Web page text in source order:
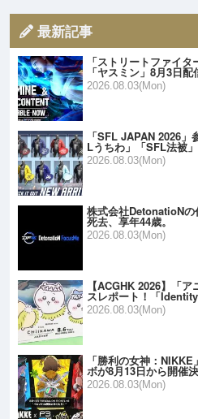
最新記事
「ストリートファイ
「ヤスミン」8月3日
2026.08.03(Mon)
「SFL JAPAN 2026
Lうちわ」「SFL法被
2026.08.03(Mon)
株式会社DetonatioN
死去、享年44歳。
2026.08.03(Mon)
【ACGHK 2026】「
スレポート！「
2026.08.03(Mon)
「勝利の女神：
ボが8月13日から開催
2026.08.03(Mon)